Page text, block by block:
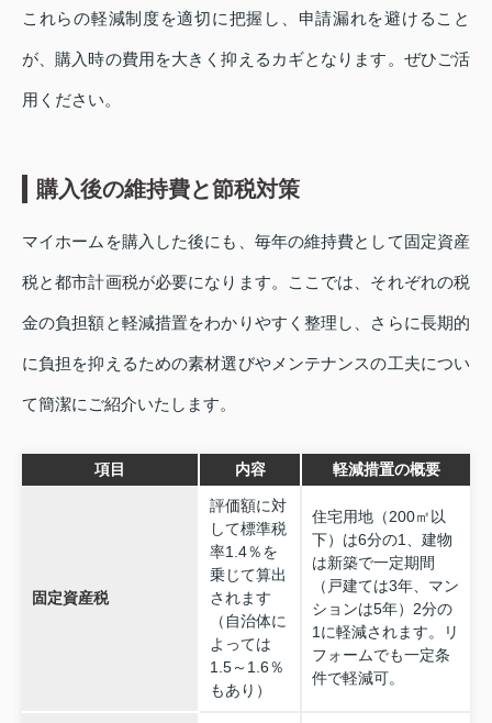
これらの軽減制度を適切に把握し、申請漏れを避けること
が、購入時の費用を大きく抑えるカギとなります。ぜひご活
用ください。
購入後の維持費と節税対策
マイホームを購入した後にも、毎年の維持費として固定資産
税と都市計画税が必要になります。ここでは、それぞれの税
金の負担額と軽減措置をわかりやすく整理し、さらに長期的
に負担を抑えるための素材選びやメンテナンスの工夫につい
て簡潔にご紹介いたします。
項目 内容 軽減措置の概要
固定資産税
評価額に対
して標準税
率1.4％を
乗じて算出
されます
（自治体に
よっては
1.5～1.6％
もあり）
住宅用地（200㎡以
下）は6分の1、建物
は新築で一定期間
（戸建ては3年、マン
ションは5年）2分の
1に軽減されます。リ
フォームでも一定条
件で軽減可。